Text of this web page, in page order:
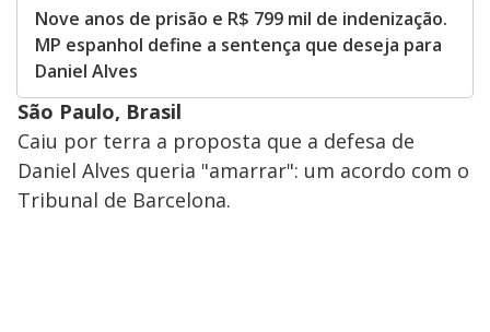
Nove anos de prisão e R$ 799 mil de indenização.
MP espanhol define a sentença que deseja para
Daniel Alves
São Paulo, Brasil
Caiu por terra a proposta que a defesa de
Daniel Alves queria "amarrar": um acordo com o
Tribunal de Barcelona.